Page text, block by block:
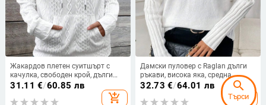
Жакардов плетен суитшърт с
качулка, свободен крой, дълги
ръкави, поло яка, полиестер-
31.11 €/60.85 лв
add_shopping_cart
Дамски пуловер с Raglan дълги
ръкави, висока яка, средна
дебелина, свободна кройка
32.73 €/64.01 лв
add_shopping_cart
search
Търси